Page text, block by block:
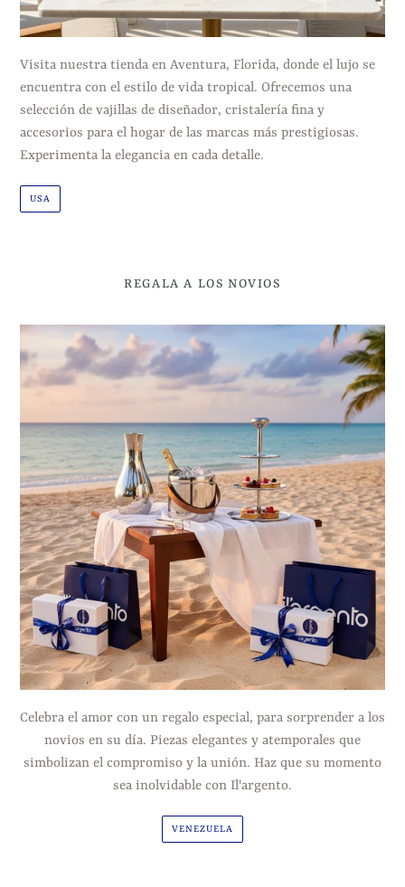
Visita nuestra tienda en Aventura, Florida, donde el lujo se
encuentra con el estilo de vida tropical. Ofrecemos una
selección de vajillas de diseñador, cristalería fina y
accesorios para el hogar de las marcas más prestigiosas.
Experimenta la elegancia en cada detalle.
USA
REGALA A LOS NOVIOS
Celebra el amor con un regalo especial, para sorprender a los
novios en su día. Piezas elegantes y atemporales que
simbolizan el compromiso y la unión. Haz que su momento
sea inolvidable con Il'argento.
VENEZUELA